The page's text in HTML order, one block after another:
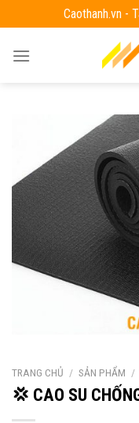
to
content
Caothanh.vn -
TRANG CHỦ / SẢN PHẨM /
💢 CAO SU